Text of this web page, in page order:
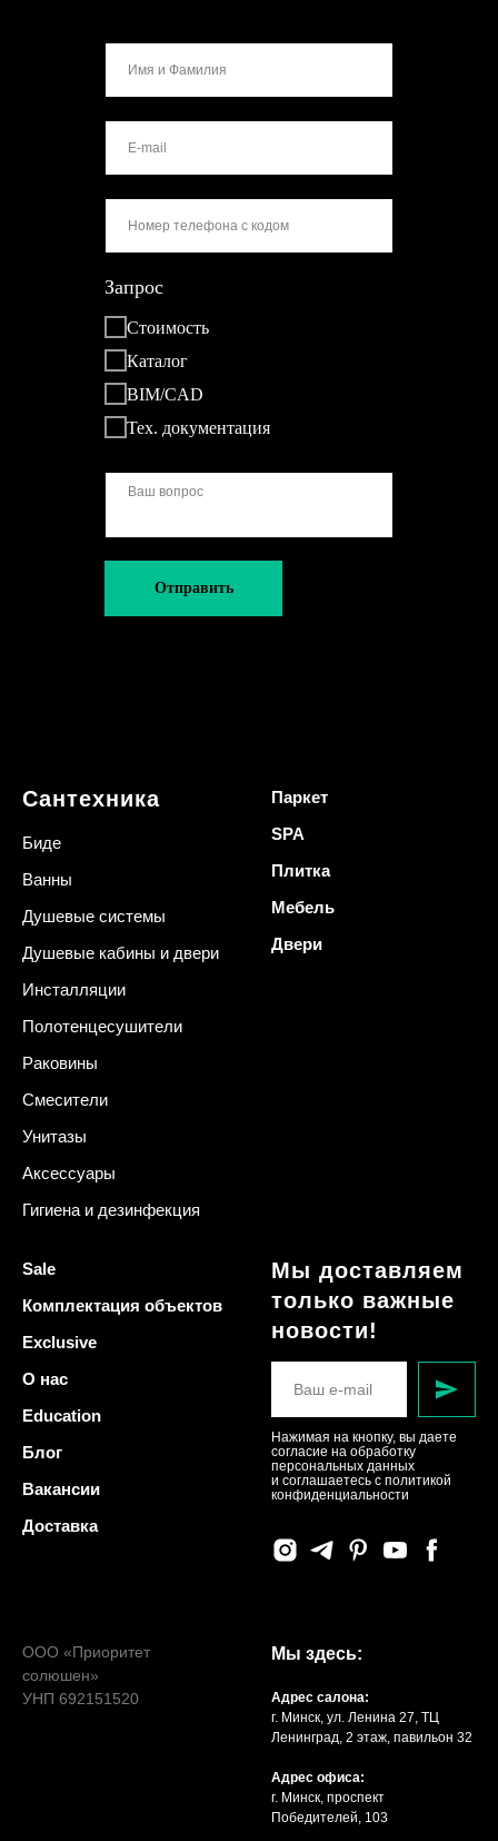
Запрос
Стоимость
Каталог
BIM/CAD
Тех. документация
Отправить
Сантехника
Биде
Ванны
Душевые системы
Душевые кабины и двери
Инсталляции
Полотенцесушители
Раковины
Смесители
Унитазы
Аксессуары
Гигиена и дезинфекция
Паркет
SPA
Плитка
Мебель
Двери
Sale
Комплектация объектов
Exclusive
О нас
Education
Блог
Вакансии
Доставка
Мы доставляем
только важные
новости!
Нажимая на кнопку, вы даете
согласие на обработку
персональных данных
и соглашаетесь c политикой
конфиденциальности
ООО «Приоритет
солюшен»
УНП 692151520
Мы здесь:
Адрес салона:
г. Минск, ул. Ленина 27, ТЦ
Ленинград, 2 этаж, павильон 32
Адрес офиса:
г. Минск, проспект
Победителей, 103